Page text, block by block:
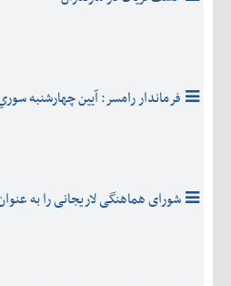
فرماندار رامسر: آيين چهارشنبه
شورای هماهنگی لاریجانی را به